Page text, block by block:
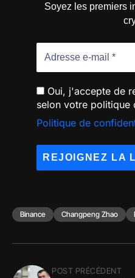
Soyez les premiers
Oui, j'accepte de
selon votre politique
Politique de
Binance Changpeng Zhao
POST PRÉCÉDENT